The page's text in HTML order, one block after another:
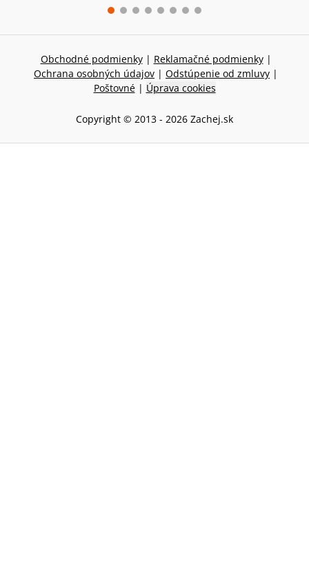
Obchodné podmienky | Reklamačné podmienky |
Ochrana osobných údajov | Odstúpenie od zmluvy |
Poštovné | Úprava cookies
Copyright © 2013 - 2026 Zachej.sk